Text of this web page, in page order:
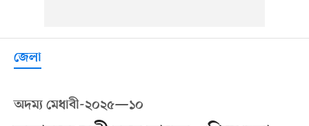
জেলা
অদম্য মেধাবী-২০২৫—১০